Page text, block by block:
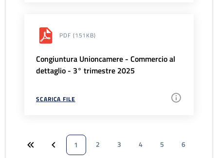
PDF (151KB)
Congiuntura Unioncamere - Commercio al
dettaglio - 3° trimestre 2025
SCARICA FILE
1 2 3 4 5
6